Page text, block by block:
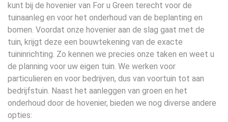
kunt bij de hovenier van For u Green terecht voor de
tuinaanleg en voor het onderhoud van de beplanting en
bomen. Voordat onze hovenier aan de slag gaat met de
tuin, krijgt deze een bouwtekening van de exacte
tuininrichting. Zo kennen we precies onze taken en weet u
de planning voor uw eigen tuin. We werken voor
particulieren en voor bedrijven, dus van voortuin tot aan
bedrijfstuin. Naast het aanleggen van groen en het
onderhoud door de hovenier, bieden we nog diverse andere
opties: